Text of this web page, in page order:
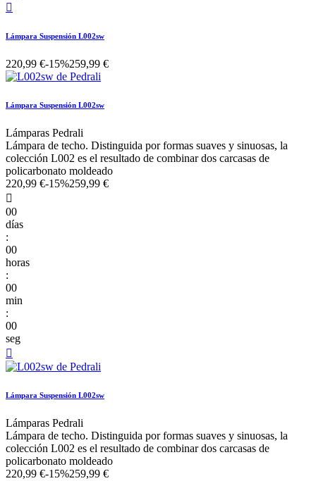

Lámpara Suspensión L002sw
220,99 €-15%259,99 €
Lámpara Suspensión L002sw
Lámparas Pedrali
Lámpara de techo. Distinguida por formas suaves y sinuosas, la
colección L002 es el resultado de combinar dos carcasas de
policarbonato moldeado
220,99 €-15%259,99 €

00
días
:
00
horas
:
00
min
:
00
seg

Lámpara Suspensión L002sw
Lámparas Pedrali
Lámpara de techo. Distinguida por formas suaves y sinuosas, la
colección L002 es el resultado de combinar dos carcasas de
policarbonato moldeado
220,99 €-15%259,99 €